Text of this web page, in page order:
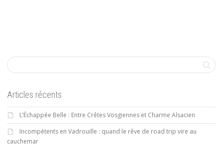
Articles récents
L’Échappée Belle : Entre Crêtes Vosgiennes et Charme Alsacien
Incompétents en Vadrouille : quand le rêve de road trip vire au
cauchemar